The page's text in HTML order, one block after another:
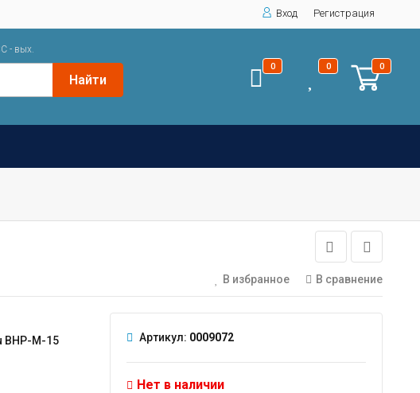
Вход Регистрация
- вых.
Найти
0 0 0
В избранное В сравнение
BHP-M-15 Артикул: 0009072
Нет в наличии